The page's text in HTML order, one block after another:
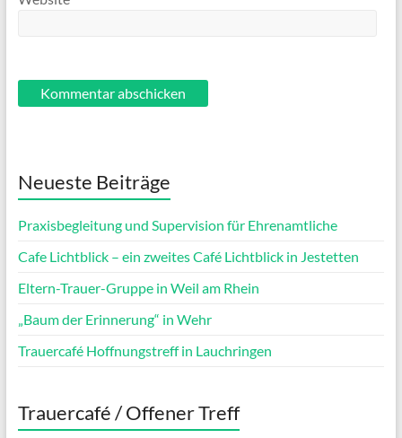
Neueste Beiträge
Praxisbegleitung und Supervision für Ehrenamtliche
Cafe Lichtblick – ein zweites Café Lichtblick in Jestetten
Eltern-Trauer-Gruppe in Weil am Rhein
„Baum der Erinnerung“ in Wehr
Trauercafé Hoffnungstreff in Lauchringen
Trauercafé / Offener Treff